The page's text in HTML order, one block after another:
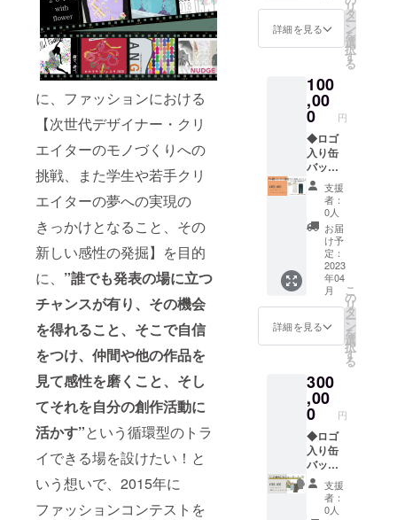
に、ファッションにおける
【次世代デザイナー・クリ
エイターのモノづくりへの
挑戦、また学生や若手クリ
エイターの夢への実現の
きっかけとなること、その
新しい感性の発掘】を目的
に、 ”誰でも発表の場に立つ
チャンスが有り、その機会
を得れること、そこで自信
をつけ、仲間や他の作品を
見て感性を磨くこと、そし
てそれを自分の創作活動に
活かす”という循環型のトラ
イできる場を設けたい！と
いう想いで、2015年に
ファッションコンテストを
さい
あ）
＊開催
日時
3月25日
（土）
11:00ご
ろ集合
場所：
ナディ
アパー
ク 2Fア
トリウ
ム・イ
ベント
スペー
ス 所在
地： 〒
460-
0008 愛
古屋市
中区栄
アクセ
ス： ●
地下鉄
東山
線・名
城線
「栄」
駅 7・8
番出ロ
より徒
せてい
ただく
掲載
の可否
をオプ
ション
項目よ
りご選
択くだ
さい。
もし
掲載す
る際の
「希望
される
お名
前」が
ある場
合は、
備考欄
※「不
可」の
場合も
備考欄
へ一文
字ご記
入くだ
さい
（例
あ） ・
希望の
サイズ
選択く
ださ
い。 ＊
カー
ディガ
ン＊ 出
来上が
り寸法
M: 着
丈 約
38cm
袖口〜
袖口ま
での長
さ（広
げた状
態）
142cm
袖口〜
袖口ま
での長
さ（広
げた状
態）
142cm
※着丈は
着方に
よって
詳細
（ユニ
セック
ス）は
ご覧く
ださ
い。
M、Lサ
イズの
展開に
なりま
す。 ご
希望の
サイズ
をオプ
ション
よりご
選択く
ださ
い。 ※L
サイズ
は、袖
丈が長
く感じ
方もい
らっ
しゃる
かもし
れませ
ん。 袖
口を曲
げて
ロール
アップ
詳細を見る
リ
タ
ー
ン
を
選
択
す
る
100
,00
0 円
◆ロゴ
入り缶
バッジ
＋ワン
ピース
or メン
ズパン
ツ◆ ワ
ンピー
スはフ
リーサ
イズ、
パンツ
はM、L
サイズ
の展開
ます。
ご希望
のアイ
テム・
サイズ
をオプ
ション
よりご
選択く
ださ
支援
者：
0人
お届
け予
定：
2023
年04
月
詳細を見る
こ
の
リ
タ
ー
ン
を
選
択
す
る
300
,00
0 円
◆ロゴ
入り缶
バッジ
＋セミ
オー
ダー長
支援
者：
0人